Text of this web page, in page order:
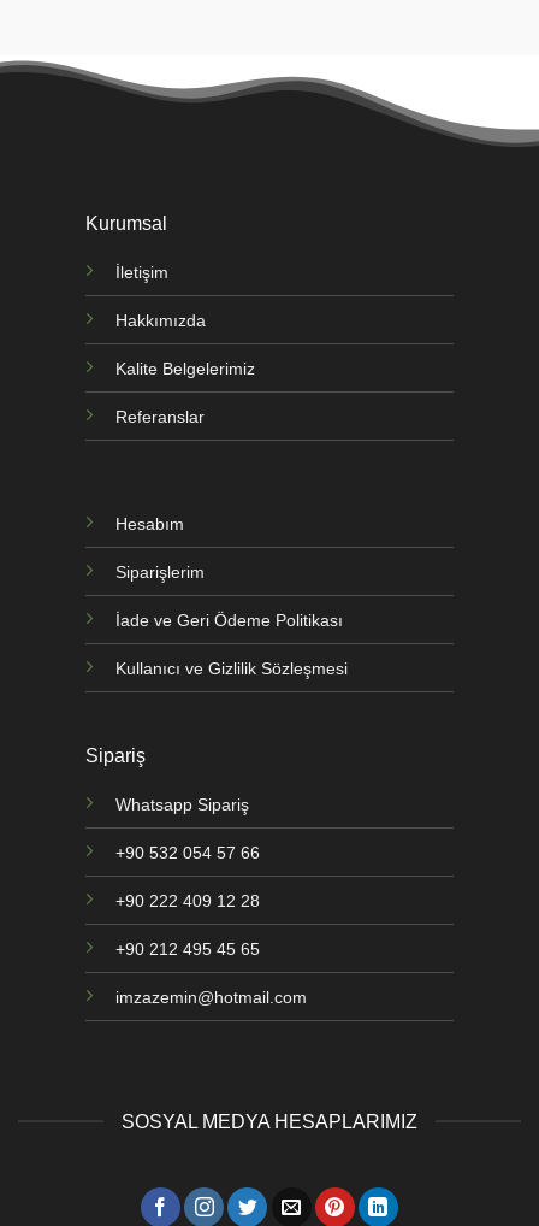
Kurumsal
İletişim
Hakkımızda
Kalite Belgelerimiz
Referanslar
Hesabım
Siparişlerim
İade ve Geri Ödeme Politikası
Kullanıcı ve Gizlilik Sözleşmesi
Sipariş
Whatsapp Sipariş
+90 532 054 57 66
+90 222 409 12 28
+90 212 495 45 65
imzazemin@hotmail.com
SOSYAL MEDYA HESAPLARIMIZ